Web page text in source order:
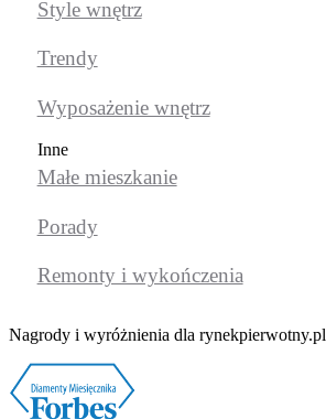
Style wnętrz
Trendy
Wyposażenie wnętrz
Inne
Małe mieszkanie
Porady
Remonty i wykończenia
Nagrody i wyróżnienia dla rynekpierwotny.pl